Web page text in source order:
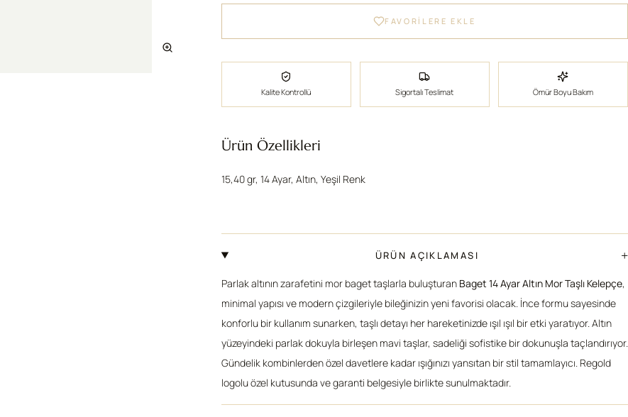
FAVORİLERE EKLE
Kalite Kontrollü Sigortalı Teslimat Ömür Boyu Bakım
Ürün Özellikleri
15,40 gr, 14 Ayar, Altın, Yeşil Renk
ÜRÜN AÇIKLAMASI +
Parlak altının zarafetini mor baget taşlarla buluşturan Baget 14 Ayar Altın Mor Taşlı Kelepçe,
minimal yapısı ve modern çizgileriyle bileğinizin yeni favorisi olacak. İnce formu sayesinde
konforlu bir kullanım sunarken, taşlı detayı her hareketinizde ışıl ışıl bir etki yaratıyor. Altın
yüzeyindeki parlak dokuyla birleşen mavi taşlar, sadeliği sofistike bir dokunuşla taçlandırıyor.
Gündelik kombinlerden özel davetlere kadar ışığınızı yansıtan bir stil tamamlayıcı. Regold
logolu özel kutusunda ve garanti belgesiyle birlikte sunulmaktadır.